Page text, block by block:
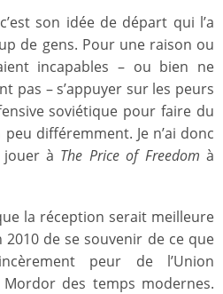
son idée de départ qui l’a
de gens. Pour une raison ou
incapables – ou bien ne
pas – s’appuyer sur les peurs
soviétique pour faire du
différemment. Je n’ai donc
jouer à The Price of Freedomà
la réception serait meilleure
de se souvenir de ce que
peur de l’Union
Mordor des temps modernes.